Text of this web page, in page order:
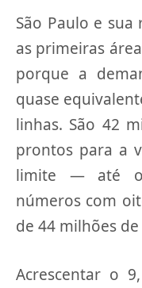
São Paulo e
as primeiras
porque a
quase
linhas. São 42
prontos para a
limite — até
números com
de 44 milhões de
Acrescentar o